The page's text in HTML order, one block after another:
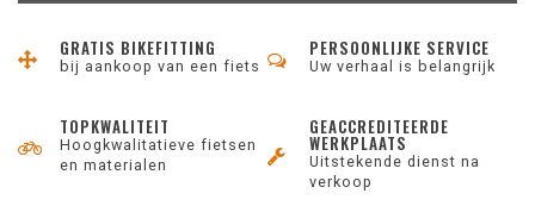
GRATIS BIKEFITTING
bij aankoop van een fiets
PERSOONLIJKE SERVICE
Uw verhaal is belangrijk
TOPKWALITEIT
Hoogkwalitatieve fietsen
en materialen
GEACCREDITEERDE
WERKPLAATS
Uitstekende dienst na
verkoop